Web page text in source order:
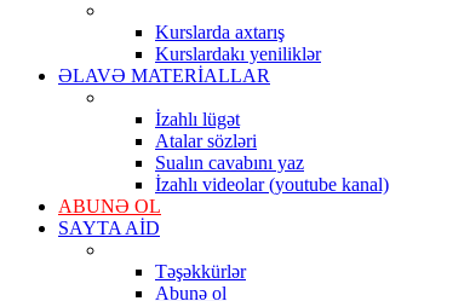
Kurslarda axtarış
Kurslardakı yeniliklər
ƏLAVƏ MATERİALLAR
İzahlı lügət
Atalar sözləri
Sualın cavabını yaz
İzahlı videolar (youtube kanal)
ABUNƏ OL
SAYTA AİD
Təşəkkürlər
Abunə ol